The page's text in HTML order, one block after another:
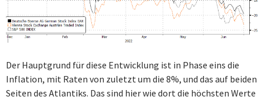
Der Hauptgrund für diese Entwicklung ist in Phase eins die
Inflation, mit Raten von zuletzt um die 8%, und das auf beiden
Seiten des Atlantiks. Das sind hier wie dort die höchsten Werte